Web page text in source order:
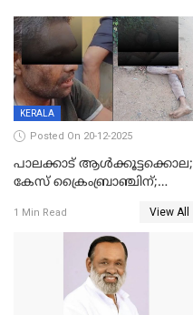
KERALA
Posted On 20-12-2025
പാലക്കാട് ആൾക്കൂട്ടക്കൊല;
കേസ് ക്രൈംബ്രാഞ്ചിന്;
അന്വേഷിക്കും
1 Min Read View All